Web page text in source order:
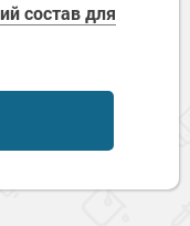
состав для